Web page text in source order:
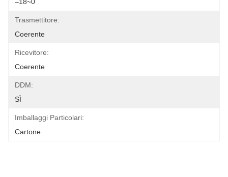
Trasmettitore:
Coerente
Ricevitore:
Coerente
DDM:
SÌ
Imballaggi Particolari:
Cartone